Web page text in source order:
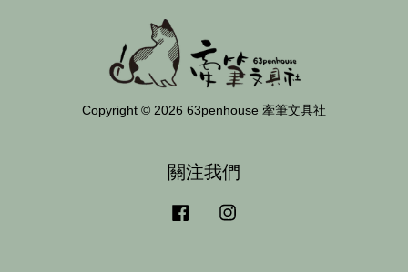
Copyright © 2026 63penhouse 牽筆文具社
關注我們
Facebook